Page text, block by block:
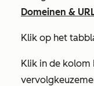
Domeinen &
Klik op het
Klik in de kolom